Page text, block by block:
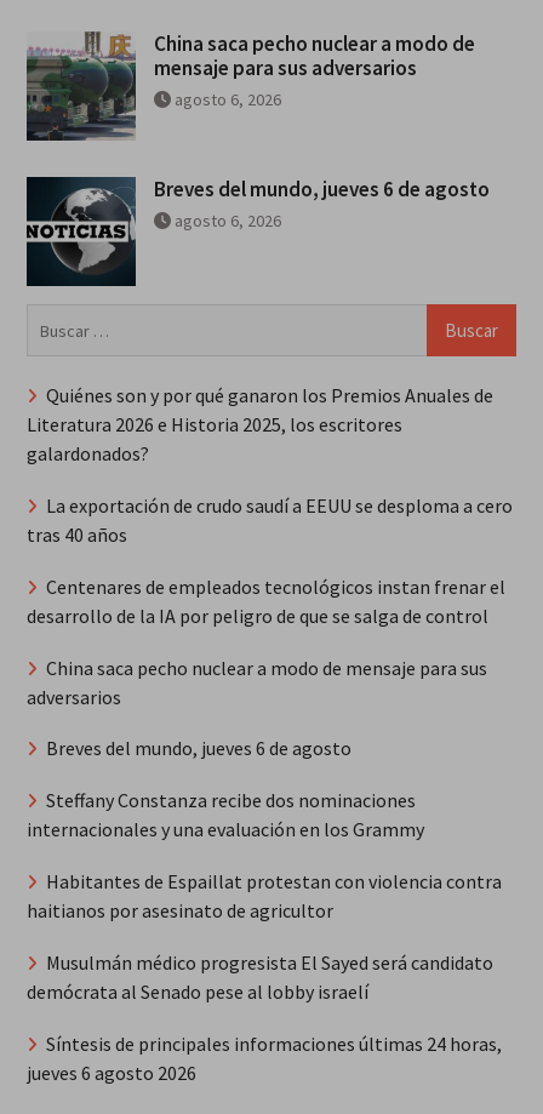
China saca pecho nuclear a modo de
mensaje para sus adversarios
agosto 6, 2026
Breves del mundo, jueves 6 de agosto
agosto 6, 2026
Quiénes son y por qué ganaron los Premios Anuales de
Literatura 2026 e Historia 2025, los escritores
galardonados?
La exportación de crudo saudí a EEUU se desploma a cero
tras 40 años
Centenares de empleados tecnológicos instan frenar el
desarrollo de la IA por peligro de que se salga de control
China saca pecho nuclear a modo de mensaje para sus
adversarios
Breves del mundo, jueves 6 de agosto
Steffany Constanza recibe dos nominaciones
internacionales y una evaluación en los Grammy
Habitantes de Espaillat protestan con violencia contra
haitianos por asesinato de agricultor
Musulmán médico progresista El Sayed será candidato
demócrata al Senado pese al lobby israelí
Síntesis de principales informaciones últimas 24 horas,
jueves 6 agosto 2026